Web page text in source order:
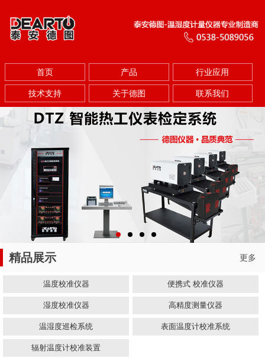
首页 产品 行业应用
技术支持 关于德图 联系我们
精品展示 更多
温度校准仪器 便携式 校准仪器
湿度校准仪器 高精度测量仪器
温湿度巡检系统 表面温度计校准系统
辐射温度计校准装置